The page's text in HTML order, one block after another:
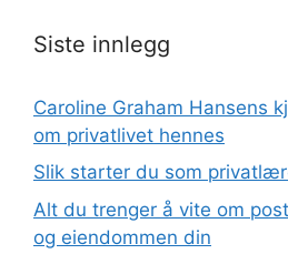
Siste innlegg
Caroline Graham Hansens
om privatlivet hennes
Slik starter du som
Alt du trenger å vite om
og eiendommen din